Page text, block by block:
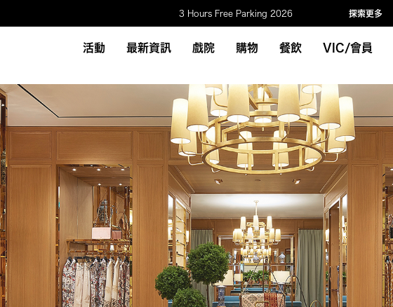
3 Hours Free Parking 2026 探索更多
活動 最新資訊 戲院 購物 餐飲 VIC/會員